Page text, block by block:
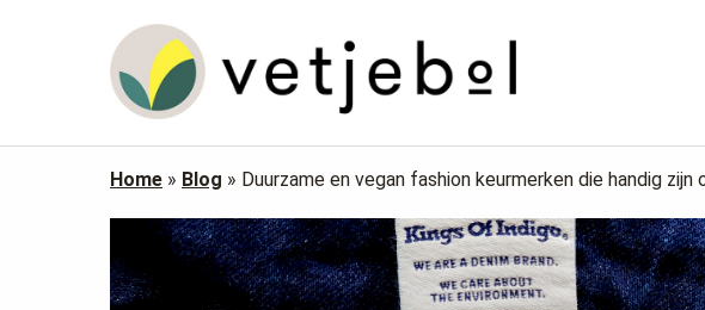
Home » Blog » Duurzame en vegan fashion keurmerken die handig zijn